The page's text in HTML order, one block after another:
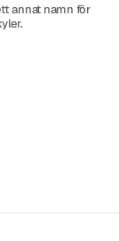
annat namn för